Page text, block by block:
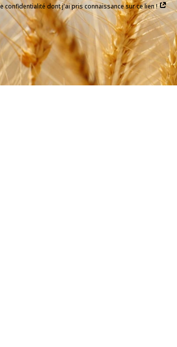
confidentialité dont j'ai pris connaissance sur ce lien !